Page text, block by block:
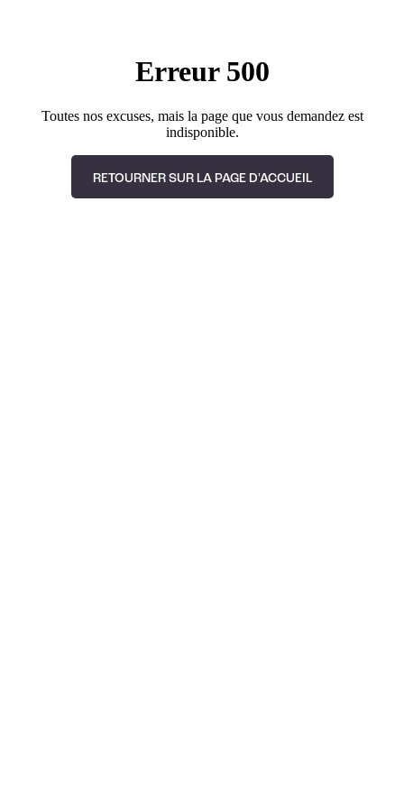
Erreur 500
Toutes nos excuses, mais la page que vous demandez est
indisponible.
RETOURNER SUR LA PAGE D'ACCUEIL